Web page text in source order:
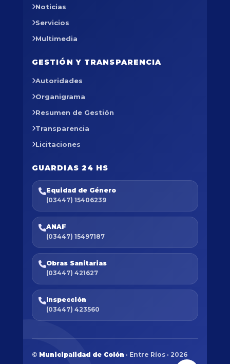
Noticias
Servicios
Multimedia
GESTIÓN Y TRANSPARENCIA
Autoridades
Organigrama
Resumen de Gestión
Transparencia
Licitaciones
GUARDIAS 24 HS
Equidad de Género
(03447) 15406239
ANAF
(03447) 15497187
Obras Sanitarias
(03447) 421627
Inspección
(03447) 423560
© Municipalidad de Colón · Entre Ríos · 2026